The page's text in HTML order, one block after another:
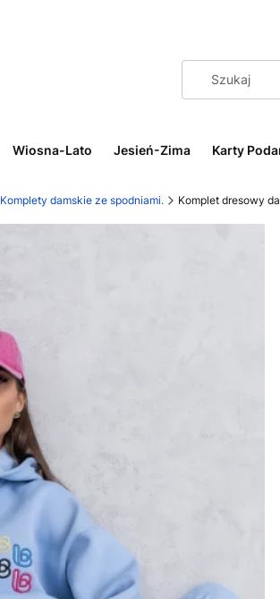
Wiosna-Lato Jesień-Zima Karty
Komplety damskie ze spodniami. Komplet dresowy